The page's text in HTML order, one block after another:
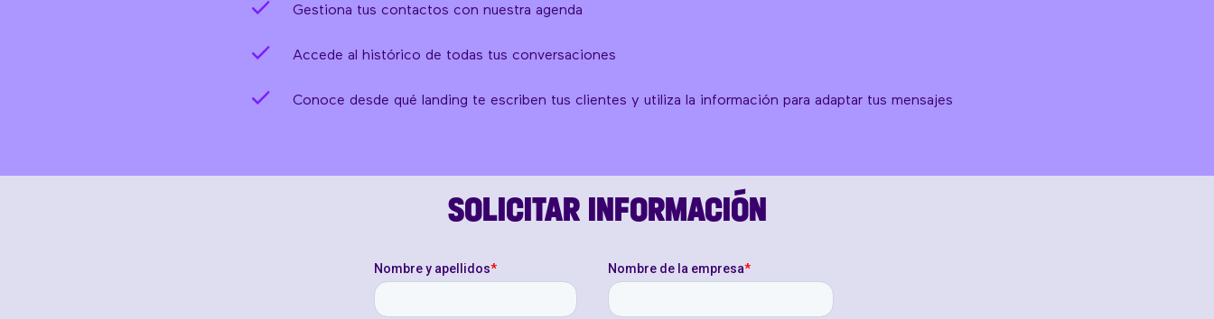
Gestiona tus contactos con nuestra agenda
Accede al histórico de todas tus conversaciones
Conoce desde qué landing te escriben tus clientes y utiliza la información para adaptar tus mensajes
SOLICITAR INFORMACIÓN